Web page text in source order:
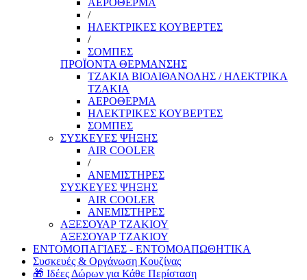
ΑΕΡΟΘΕΡΜΑ
/
ΗΛΕΚΤΡΙΚΕΣ ΚΟΥΒΕΡΤΕΣ
/
ΣΟΜΠΕΣ
ΠΡΟΪΟΝΤΑ ΘΕΡΜΑΝΣΗΣ
ΤΖΑΚΙΑ ΒΙΟΑΙΘΑΝΟΛΗΣ / ΗΛΕΚΤΡΙΚΑ
ΤΖΑΚΙΑ
ΑΕΡΟΘΕΡΜΑ
ΗΛΕΚΤΡΙΚΕΣ ΚΟΥΒΕΡΤΕΣ
ΣΟΜΠΕΣ
ΣΥΣΚΕΥΕΣ ΨΗΞΗΣ
AIR COOLER
/
ΑΝΕΜΙΣΤΗΡΕΣ
ΣΥΣΚΕΥΕΣ ΨΗΞΗΣ
AIR COOLER
ΑΝΕΜΙΣΤΗΡΕΣ
ΑΞΕΣΟΥΑΡ ΤΖΑΚΙΟΥ
ΑΞΕΣΟΥΑΡ ΤΖΑΚΙΟΥ
ΕΝΤΟΜΟΠΑΓΙΔΕΣ - ΕΝΤΟΜΟΑΠΩΘΗΤΙΚΑ
Συσκευές & Οργάνωση Κουζίνας
🎁 Ιδέες Δώρων για Κάθε Περίσταση